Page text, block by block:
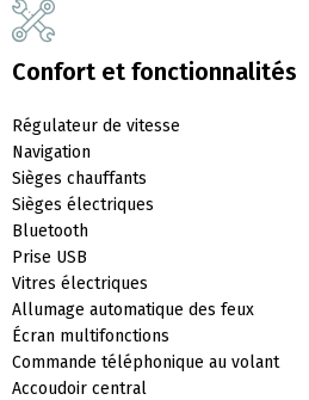
Confort et fonctionnalités
Régulateur de vitesse
Navigation
Sièges chauffants
Sièges électriques
Bluetooth
Prise USB
Vitres électriques
Allumage automatique des feux
Écran multifonctions
Commande téléphonique au volant
Accoudoir central